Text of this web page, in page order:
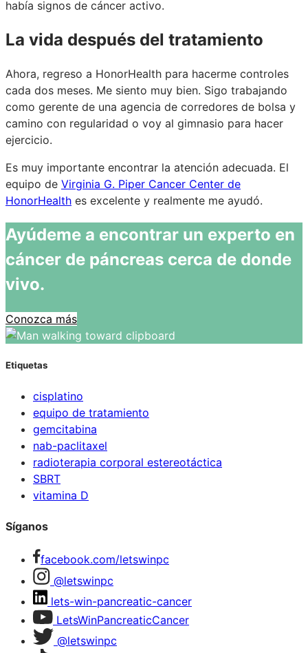
había signos de cáncer activo.
La vida después del tratamiento
Ahora, regreso a HonorHealth para hacerme controles
cada dos meses. Me siento muy bien. Sigo trabajando
como gerente de una agencia de corredores de bolsa y
camino con regularidad o voy al gimnasio para hacer
ejercicio.
Es muy importante encontrar la atención adecuada. El
equipo de Virginia G. Piper Cancer Center de
HonorHealth es excelente y realmente me ayudó.
Ayúdeme a encontrar un experto en
cáncer de páncreas cerca de donde
vivo.
Conozca más
Etiquetas
cisplatino
equipo de tratamiento
gemcitabina
nab-paclitaxel
radioterapia corporal estereotáctica
SBRT
vitamina D
Síganos
facebook.com/letswinpc
@letswinpc
lets-win-pancreatic-cancer
LetsWinPancreaticCancer
@letswinpc